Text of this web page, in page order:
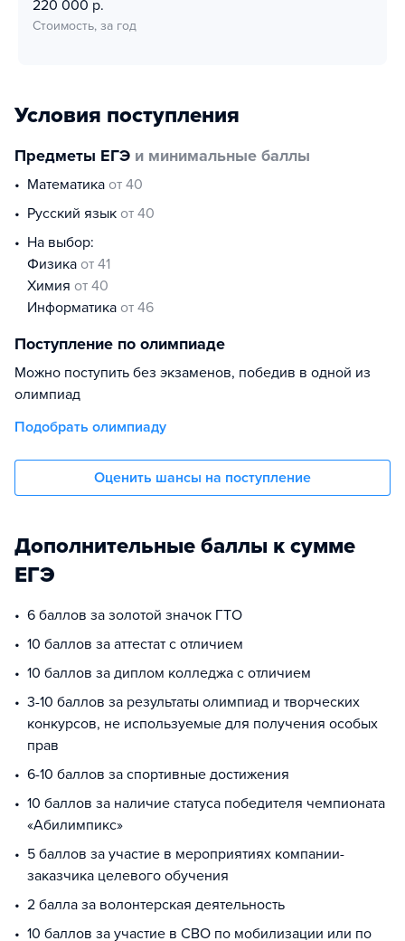
220 000 р.
Стоимость, за год
Условия поступления
Предметы ЕГЭ и минимальные баллы
математика от 40
русский язык от 40
На выбор:
физика от 41
химия от 40
информатика от 46
Поступление по олимпиаде
Можно поступить без экзаменов, победив в одной из
олимпиад
Подобрать олимпиаду
Оценить шансы на поступление
Дополнительные баллы к сумме
ЕГЭ
6 баллов за золотой значок ГТО
10 баллов за аттестат с отличием
10 баллов за диплом колледжа с отличием
3-10 баллов за результаты олимпиад и творческих
конкурсов, не используемые для получения особых
прав
6-10 баллов за спортивные достижения
10 баллов за наличие статуса победителя чемпионата
«Абилимпикс»
5 баллов за участие в мероприятиях компании-
заказчика целевого обучения
2 балла за волонтерская деятельность
10 баллов за участие в СВО по мобилизации или по